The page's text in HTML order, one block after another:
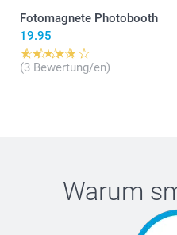
Fotomagnete Photobooth
19.95
(3 Bewertung/en)
Warum